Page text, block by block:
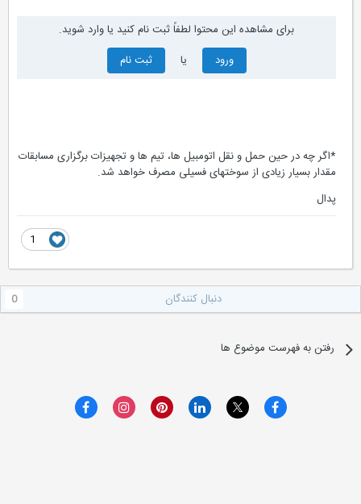
برای مشاهده این محتوا لطفاً ثبت نام کنید یا وارد شوید.
ورود
ثبت نام
*اگر چه در حین حمل و نقل اتومبیل ها، تیم ها و تجهیزات برگزاری مسابقات
مقدار بسیار زیادی از سوختهای فسیلی مصرف خواهد شد.
پدال
دنبال کنندگان
رفتن به فهرست موضوع ها